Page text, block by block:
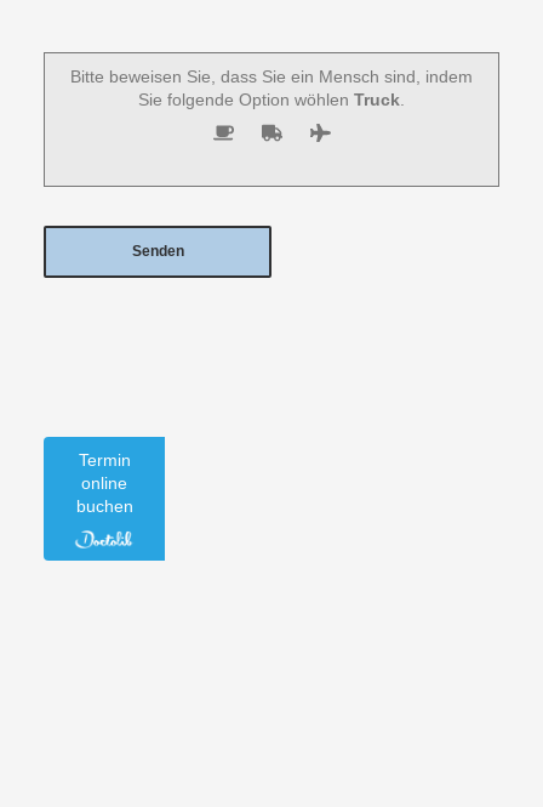
Bitte beweisen Sie, dass Sie ein Mensch sind, indem
Sie folgende Option wöhlen Truck
Termin
online
buchen